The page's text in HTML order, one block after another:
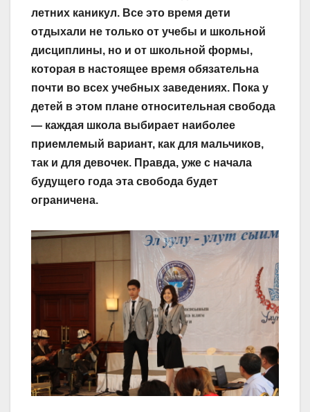
летних каникул. Все это время дети
отдыхали не только от учебы и школьной
дисциплины, но и от школьной формы,
которая в настоящее время обязательна
почти во всех учебных заведениях. Пока у
детей в этом плане относительная свобода
— каждая школа выбирает наиболее
приемлемый вариант, как для мальчиков,
так и для девочек. Правда, уже с начала
будущего года эта свобода будет
ограничена.